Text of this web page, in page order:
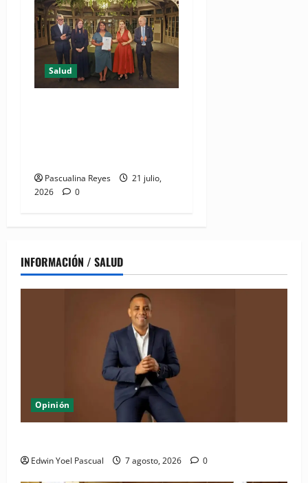
Salud
Pascualina Reyes
21 julio,
2026
0
INFORMACIÓN / SALUD
Opinión
Edwin Yoel Pascual 7 agosto, 2026 0